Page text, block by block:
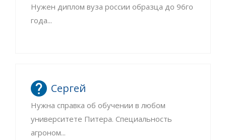
Нужен диплом вуза россии образца до 96го
года...
Сергей
Нужна справка об обучении в любом
университете Питера. Специальность
агроном...